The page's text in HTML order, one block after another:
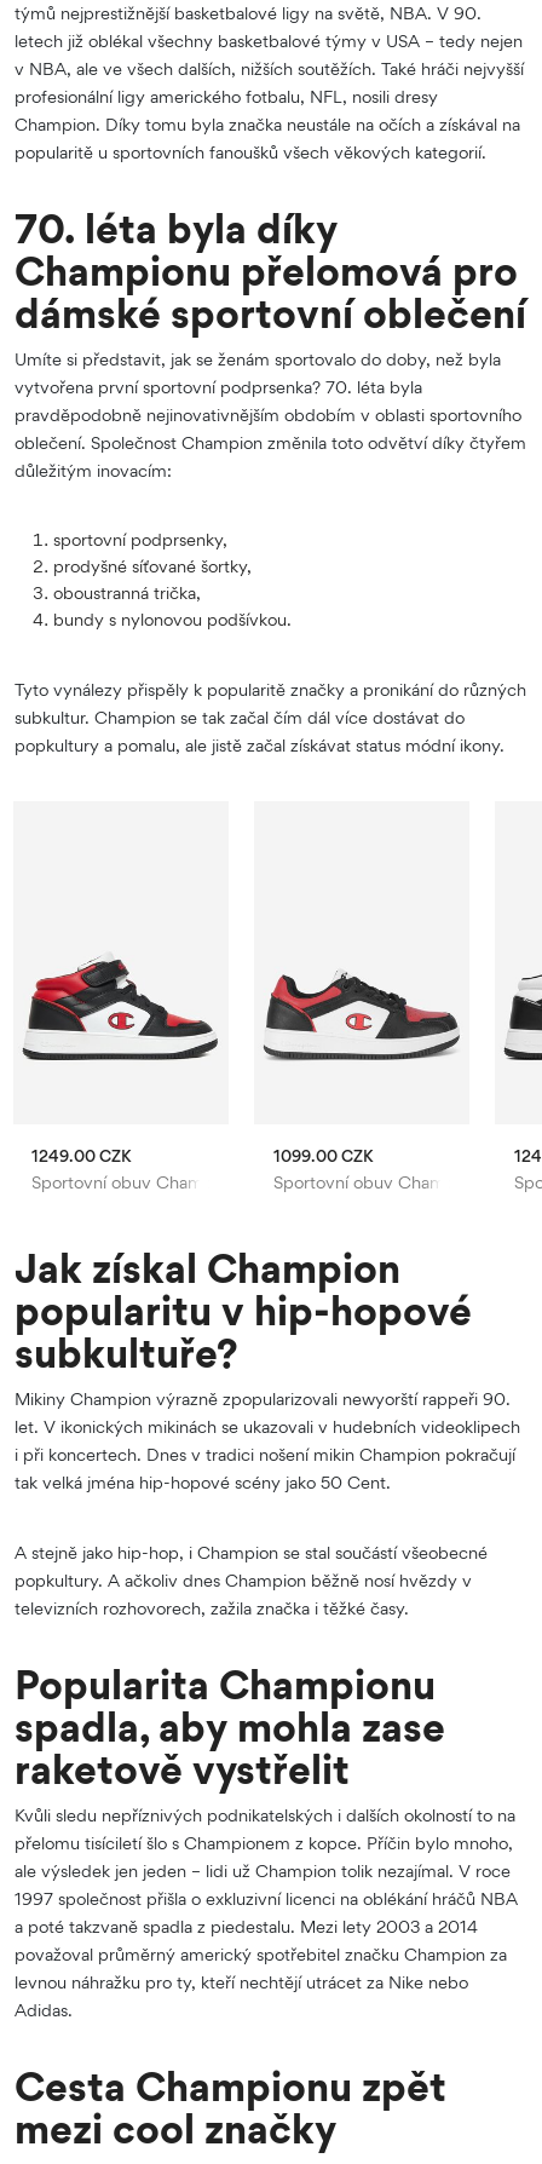
týmů nejprestižnější basketbalové ligy na světě, NBA. V 90.
letech již oblékal všechny basketbalové týmy v USA – tedy nejen
v NBA, ale ve všech dalších, nižších soutěžích. Také hráči nejvyšší
profesionální ligy amerického fotbalu, NFL, nosili dresy
Champion. Díky tomu byla značka neustále na očích a získával na
popularitě u sportovních fanoušků všech věkových kategorií.
70. léta byla díky
Championu přelomová pro
dámské sportovní oblečení
Umíte si představit, jak se ženám sportovalo do doby, než byla
vytvořena první sportovní podprsenka? 70. léta byla
pravděpodobně nejinovativnějším obdobím v oblasti sportovního
oblečení. Společnost Champion změnila toto odvětví díky čtyřem
důležitým inovacím:
sportovní podprsenky,
prodyšné síťované šortky,
oboustranná trička,
bundy s nylonovou podšívkou.
Tyto vynálezy přispěly k popularitě značky a pronikání do různých
subkultur. Champion se tak začal čím dál více dostávat do
popkultury a pomalu, ale jistě začal získávat status módní ikony.
Sportovní obuv Champion
1249.00 CZK
Sportovní obuv Champion
1099.00 CZK
Jak získal Champion
popularitu v hip-hopové
subkultuře?
Mikiny Champion výrazně zpopularizovali newyorští rappeři 90.
let. V ikonických mikinách se ukazovali v hudebních videoklipech
i při koncertech. Dnes v tradici nošení mikin Champion pokračují
tak velká jména hip-hopové scény jako 50 Cent.
A stejně jako hip-hop, i Champion se stal součástí všeobecné
popkultury. A ačkoliv dnes Champion běžně nosí hvězdy v
televizních rozhovorech, zažila značka i těžké časy.
Popularita Championu
spadla, aby mohla zase
raketově vystřelit
Kvůli sledu nepříznivých podnikatelských i dalších okolností to na
přelomu tisíciletí šlo s Championem z kopce. Příčin bylo mnoho,
ale výsledek jen jeden – lidi už Champion tolik nezajímal. V roce
1997 společnost přišla o exkluzivní licenci na oblékání hráčů NBA
a poté takzvaně spadla z piedestalu. Mezi lety 2003 a 2014
považoval průměrný americký spotřebitel značku Champion za
levnou náhražku pro ty, kteří nechtějí utrácet za Nike nebo
Adidas.
Cesta Championu zpět
mezi cool značky